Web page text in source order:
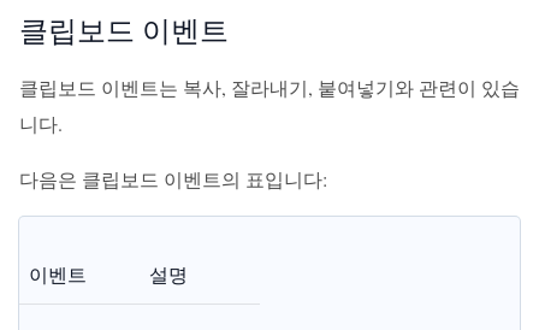
클립보드 이벤트
클립보드 이벤트는 복사, 잘라내기, 붙여넣기와 관련이 있습
니다.
다음은 클립보드 이벤트의 표입니다:
이벤트 설명